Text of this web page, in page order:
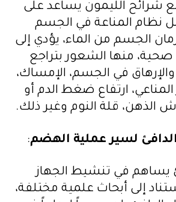
مع شرائح الليمون يساعد على
نظام المناعة في الجسم
الجسم من الماء، يؤدي إلى
منها الشعور بتراجع
في الجسم، الإمساك،
ارتفاع ضغط الدم أو
الذهن، قلة النوم وغير ذلك.
الدافئ لسير عملية الهضم:
يساهم في تنشيط الجهاز
إلى أبحاث علمية مختلفة،